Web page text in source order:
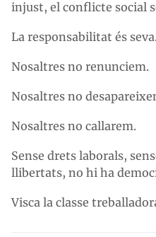
injust, el conflicte social
La responsabilitat és seva.
Nosaltres no renunciem.
Nosaltres no
Nosaltres no callarem.
Sense drets laborals,
llibertats, no hi ha
Visca la classe